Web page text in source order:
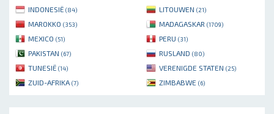
INDONESIË (84) LITOUWEN (21)
MAROKKO (353) MADAGASKAR (1709)
MEXICO (51) PERU (31)
PAKISTAN (67) RUSLAND (80)
TUNESIË (14) VERENIGDE STATEN (25)
ZUID-AFRIKA (7) ZIMBABWE (6)